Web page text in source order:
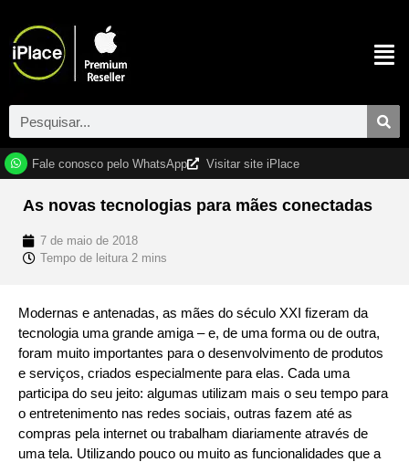
Fale conosco pelo WhatsApp Visitar site iPlace
As novas tecnologias para mães conectadas
7 de maio de 2018
Modernas e antenadas, as mães do século XXI fizeram da
tecnologia uma grande amiga – e, de uma forma ou de outra,
foram muito importantes para o desenvolvimento de produtos
e serviços, criados especialmente para elas. Cada uma
participa do seu jeito: algumas utilizam mais o seu tempo para
o entretenimento nas redes sociais, outras fazem até as
compras pela internet ou trabalham diariamente através de
uma tela. Utilizando pouco ou muito as funcionalidades que a